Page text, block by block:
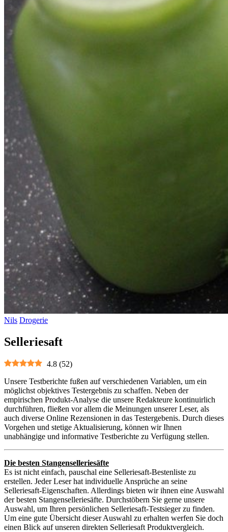
Nils Drogerie
Selleriesaft
4.8 (52)
Unsere Testberichte fußen auf verschiedenen Variablen, um ein
möglichst objektives Testergebnis zu schaffen. Neben der
empirischen Produkt-Analyse die unsere Redakteure kontinuirlich
durchführen, fließen vor allem die Meinungen unserer Leser, als
auch diverse Online Rezensionen in das Testergebenis. Durch dieses
Vorgehen und stetige Aktualisierung, können wir Ihnen
unabhängige und informative Testberichte zu Verfügung stellen.
Die besten Stangenselleriesäfte
Es ist nicht einfach, pauschal eine Selleriesaft-Bestenliste zu
erstellen. Jeder Leser hat individuelle Ansprüche an seine
Selleriesaft-Eigenschaften. Allerdings bieten wir ihnen eine Auswahl
der besten Stangenselleriesäfte. Durchstöbern Sie gerne unsere
Auswahl, um Ihren persönlichen Selleriesaft-Testsieger zu finden.
Um eine gute Übersicht dieser Auswahl zu erhalten werfen Sie doch
einen Blick auf unseren direkten Selleriesaft Produktvergleich.